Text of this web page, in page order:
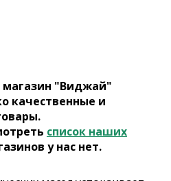
"Виджай"
качественные и
список наших
у нас нет.